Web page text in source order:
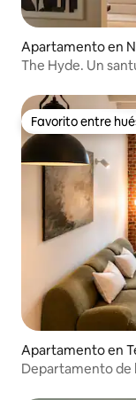
Apartamento en
The Hyde. Un
Favorito entre
Favorito entre
Apartamento en
Departamento de